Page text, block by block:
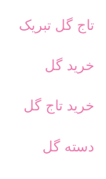
تاج گل تبریک
خرید گل
خرید تاج گل
دسته گل